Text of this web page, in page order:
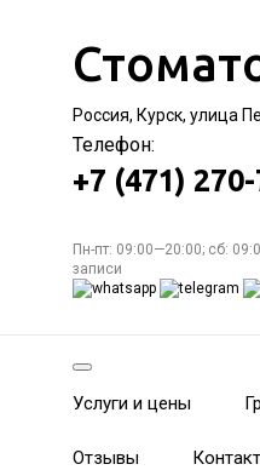
Россия, Курск, улица
Телефон:
+7 (471)
Пн-пт: 09:00—20:00; сб:
записи
Услуги и цены
Отзывы